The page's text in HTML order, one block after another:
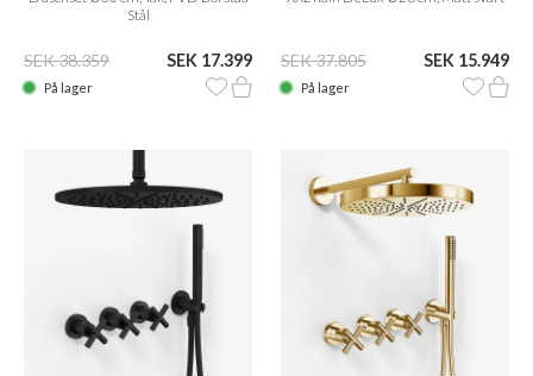
Stål
SEK 38.359 SEK 17.399
På lager
SEK 37.805 SEK 15.949
På lager